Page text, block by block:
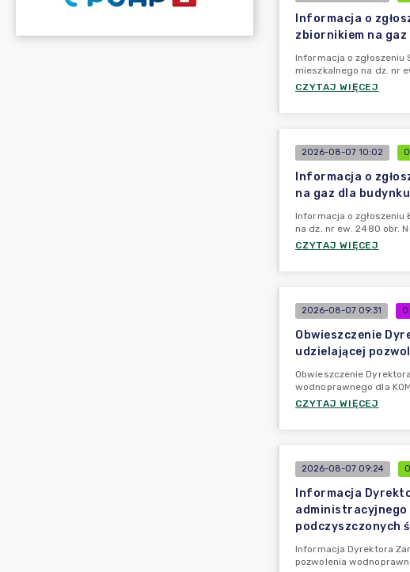
Informacja o
zbiornikiem na
Informacja o
mieszkalnego na dz. nr
CZYTAJ WIĘCEJ
2026-08-07 10:02
Informacja o
na gaz dla
Informacja o
na dz. nr ew. 2480 obr.
CZYTAJ WIĘCEJ
2026-08-07 09:31
Obwieszczenie
udzielającej
Obwieszczenie
wodnoprawnego dla
CZYTAJ WIĘCEJ
2026-08-07 09:24
Informacja
administracyjnego
podczyszczonych
Informacja Dyrektora
pozwolenia